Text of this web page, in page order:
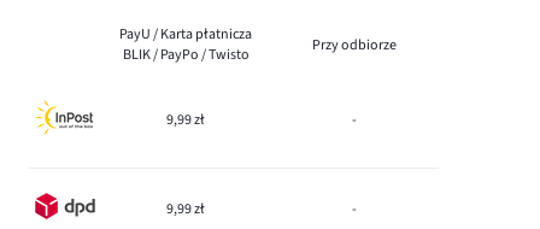
PayU / Karta płatnicza
BLIK / PayPo / Twisto
Przy odbiorze
9,99 zł -
9,99 zł -